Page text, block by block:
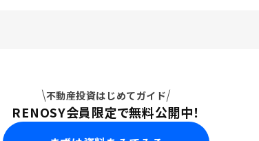
不動産投資はじめてガイド
RENOSY会員限定で無料公開中！